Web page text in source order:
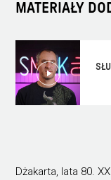
MATERIAŁY
Dżakarta, lata 80.